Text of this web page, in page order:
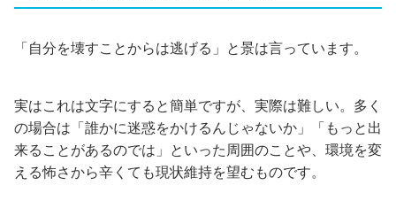
「自分を壊すことからは逃げる」と景は言っています。
実はこれは文字にすると簡単ですが、実際は難しい。多く
の場合は「誰かに迷惑をかけるんじゃないか」「もっと出
来ることがあるのでは」といった周囲のことや、環境を変
える怖さから辛くても現状維持を望むものです。